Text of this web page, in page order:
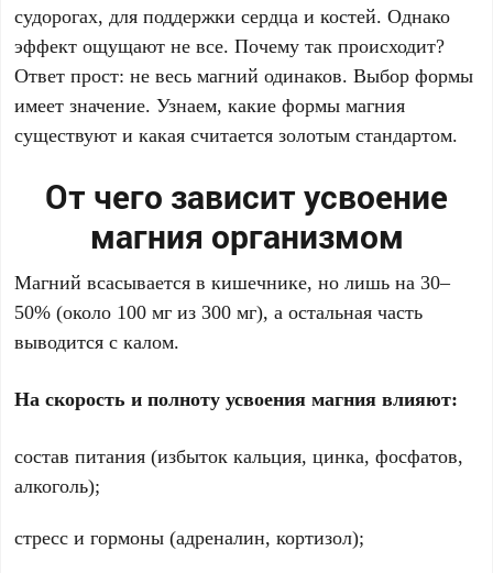
судорогах, для поддержки сердца и костей. Однако
эффект ощущают не все. Почему так происходит?
Ответ прост: не весь магний одинаков. Выбор формы
имеет значение. Узнаем, какие формы магния
существуют и какая считается золотым стандартом.
От чего зависит усвоение
магния организмом
Магний всасывается в кишечнике, но лишь на 30–
50% (около 100 мг из 300 мг), а остальная часть
выводится с калом.
На скорость и полноту усвоения магния влияют:
состав питания (избыток кальция, цинка, фосфатов,
алкоголь);
стресс и гормоны (адреналин, кортизол);